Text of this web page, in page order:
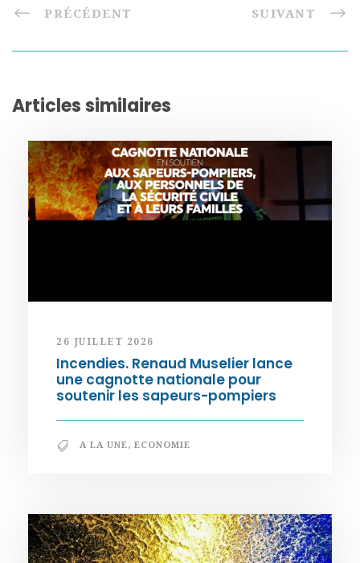
PRÉCÉDENT SUIVANT
Articles similaires
26 JUILLET 2026
Incendies. Renaud Muselier lance
une cagnotte nationale pour
soutenir les sapeurs-pompiers
A LA UNE, ECONOMIE